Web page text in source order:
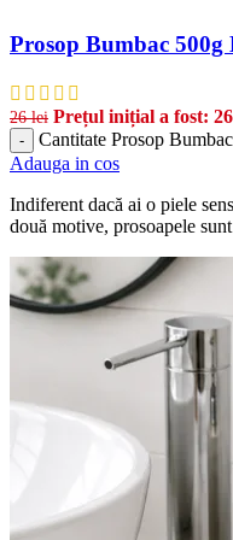
Prosop Bumbac 500g
26lei Prețul inițial a fost:
-
Cantitate Prosop
Adauga in cos
Indiferent dacă ai o piele
două motive, prosoapele